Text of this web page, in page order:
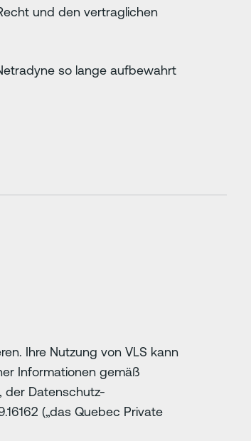
und den vertraglichen
so lange aufbewahrt
Ihre Nutzung von VLS kann
Informationen gemäß
der Datenschutz-
(„das Quebec Private